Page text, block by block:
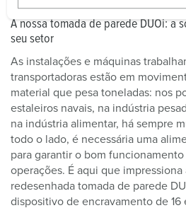
w
a
h
l
A nossa tomada de parede DUOi: a
seu setor
As instalações e máquinas
transportadoras estão em
material que pesa toneladas: nos
estaleiros navais, na indústria
na indústria alimentar, há sempre
todo o lado, é necessária uma
para garantir o bom
operações. É aqui que
redesenhada tomada de parede
dispositivo de encravamento de 16